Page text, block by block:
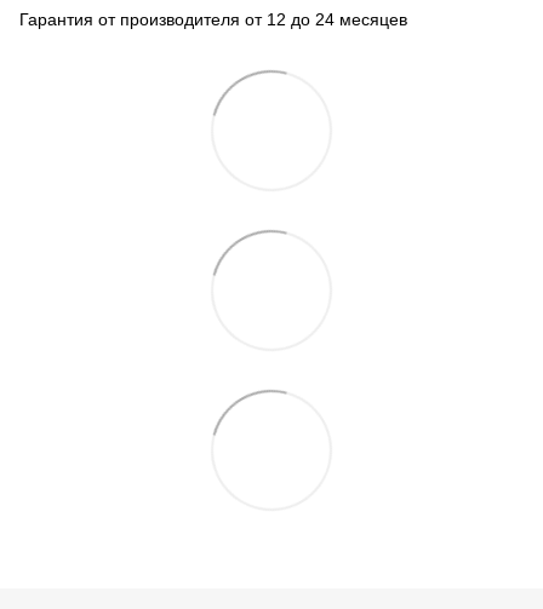
Гарантия от производителя от 12 до 24 месяцев